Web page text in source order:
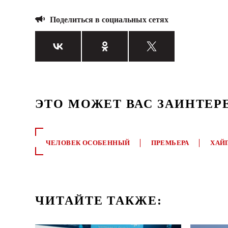
Поделиться в социальных сетях
ЭТО МОЖЕТ ВАС
ЧЕЛОВЕК ОСОБЕННЫЙ ПРЕМЬЕРА
ЧИТАЙТЕ ТАКЖЕ: